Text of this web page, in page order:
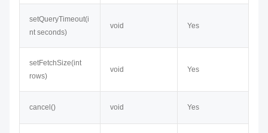
setQueryTimeout(i
nt seconds)
void Yes
setFetchSize(int
rows)
void Yes
cancel() void Yes